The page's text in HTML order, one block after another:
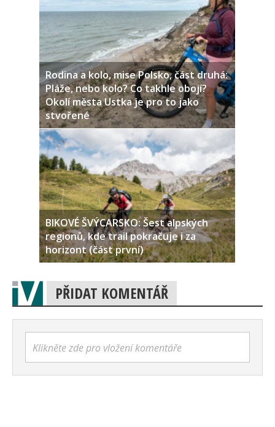
Rodina a kolo, mise Polsko, část druhá:
Pláže, nebo kolo? Co takhle obojí?
Okolí města Ustka je pro to jako
stvořené
BIKOVÉ ŠVÝCARSKO: Šest alpských
regionů, kde trail pokračuje i za
horizont (část první)
PŘIDAT KOMENTÁŘ
Klikněte zde pro vložení komentáře